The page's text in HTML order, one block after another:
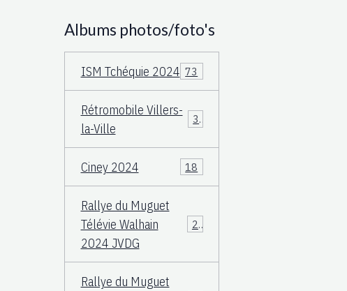
Albums photos/foto's
ISM Tchéquie 2024 73
Rétromobile Villers-
la-Ville
3
Ciney 2024 18
Rallye du Muguet
Télévie Walhain
2024 JVDG
23
Rallye du Muguet